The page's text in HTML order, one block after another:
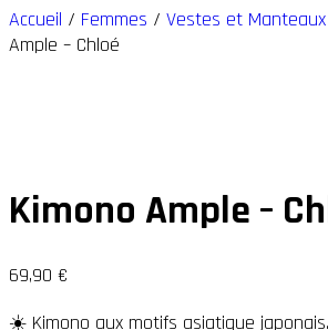
Accueil / Femmes / Vestes et Manteaux
Ample – Chloé
Kimono Ample –
69,90 €
☀️ Kimono aux motifs asiatique